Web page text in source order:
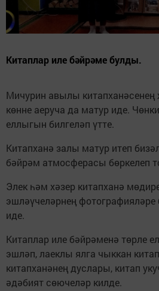
Китаплар иле бәйрәме булды.
Мичурин авылы
көнне аеруча да матур иде.
еллыгын билгеләп үтте.
Китапханә залы матур итеп
бәйрәм атмосферасы бөркелеп
Элек һәм хәзер китапханә
эшләүчеләрнең фотографияләре
иде.
Китаплар иле бәйрәменә төрле
эшләп, лаеклы ялга чыккан
китапханәнең дуслары, китап
әдәбият сөючеләр килде.